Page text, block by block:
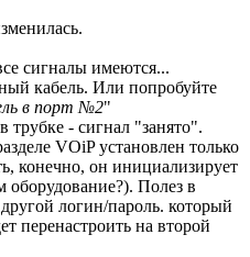
сигналы имеются...
кабель. Или попробуйте
в порт №2"
трубке - сигнал "занято".
VOiP установлен только
конечно, он инициализирует
оборудование?). Полез в
логин/пароль. который
перенастроить на второй